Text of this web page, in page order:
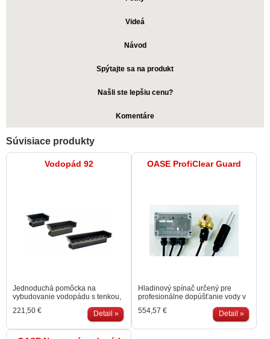
Videá
Návod
Spýtajte sa na produkt
Našli ste lepšiu cenu?
Komentáre
Súvisiace produkty
Vodopád 92
Jednoduchá pomôcka na
vybudovanie vodopádu s tenkou,
pravidelnou blanou. Je možné ju
ľahko kamuflovať kameňmi, alebo
zamurovať do steny (viď foto
príloha). Vodopad 92 = rozmery:
221,50 € Detail »
OASE ProfiClear Guard
Hladinový spínač určený pre
profesionálne dopúšťanie vody v
jazierku či kúpacom biobazéne.
Udržiava úroveň vodnej hladiny
na rovnakej úrovni. Ideálne pre
gravitačné zapojenie. Montáž cez
554,57 € Detail »